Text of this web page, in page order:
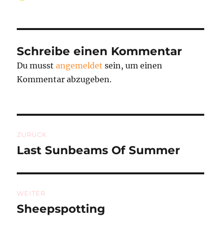
Schreibe einen Kommentar
Du musstangemeldet sein, um einen
Kommentar abzugeben.
ZURÜCK
Vorheriger
Last Sunbeams Of Summer
WEITER
Nächster
Sheepspotting